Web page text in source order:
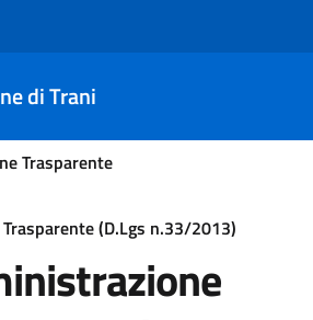
di Trani
Trasparente
(D.Lgs n.33/2013)